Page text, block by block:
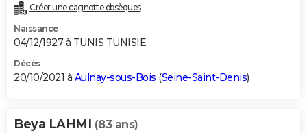
Créer une cagnotte obsèques
Naissance
04/12/1927 à TUNIS TUNISIE
Décès
20/10/2021 à Aulnay-sous-Bois (Seine-Saint-Denis)
Beya LAHMI (83 ans)